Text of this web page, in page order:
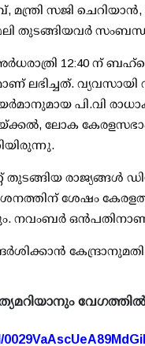
സജി
തുടങ്ങിയവര്‍
12:40 ന്
ലഭിച്ചത്.
പി.വി
ലോക
രാജ്യങ്ങള്‍
ശേഷം
നവംബര്‍
കേന്ദ്രാനുമതി